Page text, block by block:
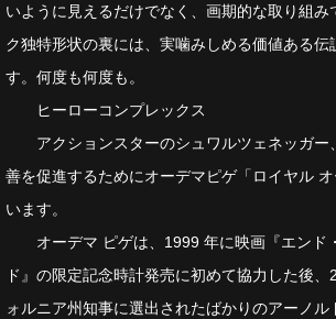
いように見えるだけでなく、画期的な取り組み
ク独特形状の裏には、実噛みしめる価値ある伝
す。何度も何度も。
ヒーローコンプレックス
アクションスターのシュワルツェネッガー
善を促進するためにオーデマピゲ「ロイヤル
います。
オーデマ ピゲは、1999 年に映画『エンド
ド』の限定記念時計発売に初めて協力した後
ォルニア州知事に選出されたばかりのアーノル